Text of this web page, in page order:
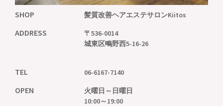
SHOP 髪質改善ヘアエステサロンKiitos
ADDRESS
〒536-0014
城東区鴫野西5-16-26
TEL 06-6167-7140
OPEN
火曜日～日曜日
10:00～19:00